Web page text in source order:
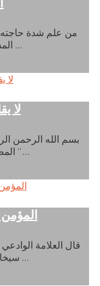
من علم شدة حاجته
المستقيم والثبات عليه ، لن …
لا
بسم الله الرحمن
المصلين زيادة : ” وإليك السلام ” …
قال العلامة
سيخافا منك ، وإذا كنت مزعزع …